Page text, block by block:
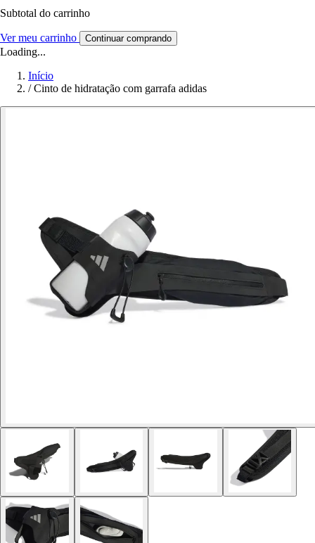
Subtotal do carrinho
Ver meu carrinho Continuar comprando
Loading...
Início
/ Cinto de hidratação com garrafa adidas